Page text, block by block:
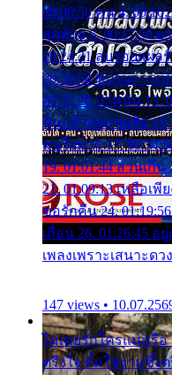
00:06:50 คน 4.
สุดท้าย 6. 00:17:30 ย
00:24:21 ลบรอยแผล
00:30:54 ขบวนการเ
00:37:20 ปาหนัน 13.
ฉันแล้วจงตายเสีย 15.
คนใจมาร 17.
19. 01:01:44 ส่วนเกิ
21. 01:09:13 เหลือเพี
ขอรักคืน 24.
เถื่อน 26. 01:26:45 อ
เพลงเพราะเสนาะดว
147 views •
ไม่เคยรักใครแน่หรื
ตรึงใจ ติ๋มใช่งามซึ้ง